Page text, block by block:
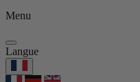
Menu
Langue